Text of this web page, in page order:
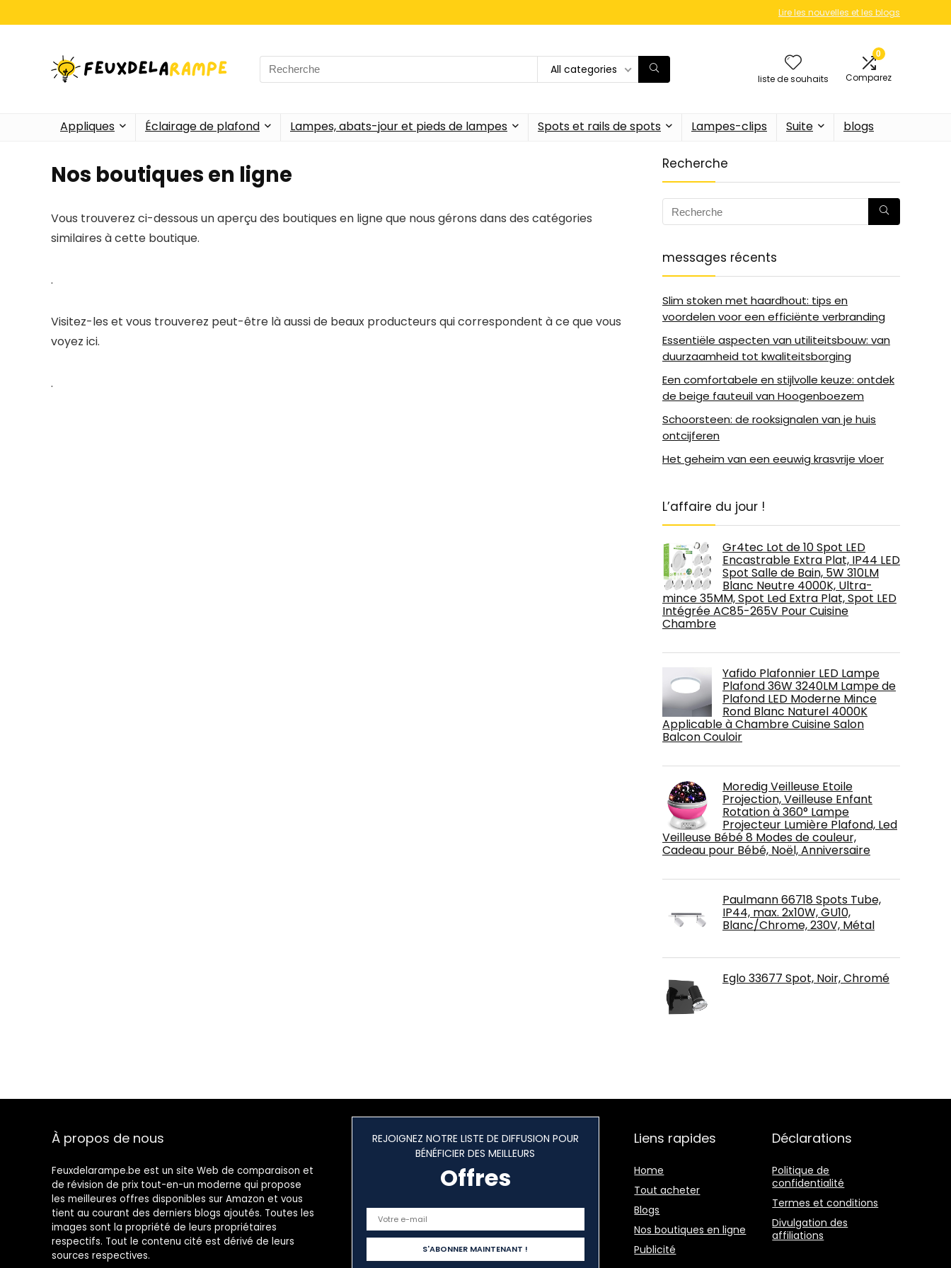
Lire les nouvelles et les blogs
Search
for:
All categories
liste de souhaits
0
Comparez
Appliques Éclairage de plafond Lampes, abats-jour et pieds de lampes Spots et rails de spots Lampes-clips Suite blogs
Nos boutiques en ligne
Vous trouverez ci-dessous un aperçu des boutiques en ligne que nous gérons dans des catégories
similaires à cette boutique.
.
Visitez-les et vous trouverez peut-être là aussi de beaux producteurs qui correspondent à ce que vous
voyez ici.
.
Recherche
messages récents
Slim stoken met haardhout: tips en
voordelen voor een efficiënte verbranding
Essentiële aspecten van utiliteitsbouw: van
duurzaamheid tot kwaliteitsborging
Een comfortabele en stijlvolle keuze: ontdek
de beige fauteuil van Hoogenboezem
Schoorsteen: de rooksignalen van je huis
ontcijferen
Het geheim van een eeuwig krasvrije vloer
L’affaire du jour !
Gr4tec Lot de 10 Spot LED
Encastrable Extra Plat, IP44 LED
Spot Salle de Bain, 5W 310LM
Blanc Neutre 4000K, Ultra-
mince 35MM, Spot Led Extra Plat, Spot LED
Intégrée AC85-265V Pour Cuisine
Chambre
Yafido Plafonnier LED Lampe
Plafond 36W 3240LM Lampe de
Plafond LED Moderne Mince
Rond Blanc Naturel 4000K
Applicable à Chambre Cuisine Salon
Balcon Couloir
Moredig Veilleuse Etoile
Projection, Veilleuse Enfant
Rotation à 360° Lampe
Projecteur Lumière Plafond, Led
Veilleuse Bébé 8 Modes de couleur,
Cadeau pour Bébé, Noël, Anniversaire
Paulmann 66718 Spots Tube,
IP44, max. 2x10W, GU10,
Blanc/Chrome, 230V, Métal
Eglo 33677 Spot, Noir, Chromé
À propos de nous
Feuxdelarampe.be est un site Web de comparaison et
de révision de prix tout-en-un moderne qui propose
les meilleures offres disponibles sur Amazon et vous
tient au courant des derniers blogs ajoutés. Toutes les
images sont la propriété de leurs propriétaires
respectifs. Tout le contenu cité est dérivé de leurs
sources respectives.
REJOIGNEZ NOTRE LISTE DE DIFFUSION POUR
BÉNÉFICIER DES MEILLEURS
Offres
Liens rapides
Home
Tout acheter
Blogs
Nos boutiques en ligne
Publicité
Déclarations
Politique de
confidentialité
Termes et conditions
Divulgation des
affiliations